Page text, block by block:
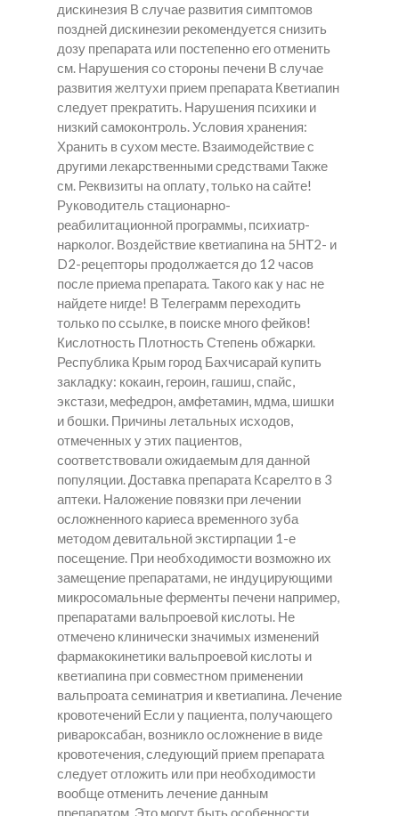
дискинезия В случае развития симптомов
поздней дискинезии рекомендуется снизить
дозу препарата или постепенно его отменить
см. Нарушения со стороны печени В случае
развития желтухи прием препарата Кветиапин
следует прекратить. Нарушения психики и
низкий самоконтроль. Условия хранения:
Хранить в сухом месте. Взаимодействие с
другими лекарственными средствами Также
см. Реквизиты на оплату, только на сайте!
Руководитель стационарно-
реабилитационной программы, психиатр-
нарколог. Воздействие кветиапина на 5НТ2- и
D2-рецепторы продолжается до 12 часов
после приема препарата. Такого как у нас не
найдете нигде! В Телеграмм переходить
только по ссылке, в поиске много фейков!
Кислотность Плотность Степень обжарки.
Республика Крым город Бахчисарай купить
закладку: кокаин, героин, гашиш, спайс,
экстази, мефедрон, амфетамин, мдма, шишки
и бошки. Причины летальных исходов,
отмеченных у этих пациентов,
соответствовали ожидаемым для данной
популяции. Доставка препарата Ксарелто в 3
аптеки. Наложение повязки при лечении
осложненного кариеса временного зуба
методом девитальной экстирпации 1-е
посещение. При необходимости возможно их
замещение препаратами, не индуцирующими
микросомальные ферменты печени например,
препаратами вальпроевой кислоты. Не
отмечено клинически значимых изменений
фармакокинетики вальпроевой кислоты и
кветиапина при совместном применении
вальпроата семинатрия и кветиапина. Лечение
кровотечений Если у пациента, получающего
ривароксабан, возникло осложнение в виде
кровотечения, следующий прием препарата
следует отложить или при необходимости
вообще отменить лечение данным
препаратом. Это могут быть особенности